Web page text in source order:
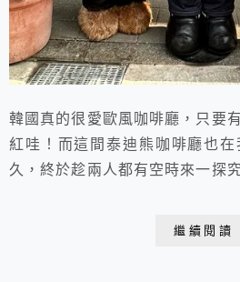
韓國真的很愛歐風咖啡廳，只要
紅哇！而這間泰迪熊咖啡廳也
久，終於趁兩人都有空時來一探究
繼續閱讀